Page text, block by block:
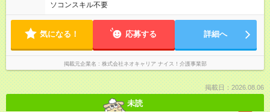
ソコンスキル不要
気になる！ 応募する 詳細へ
掲載元企業名 株式会社ネオキャリア ナイス！介護事業部
掲載日：2026.08.06
未読